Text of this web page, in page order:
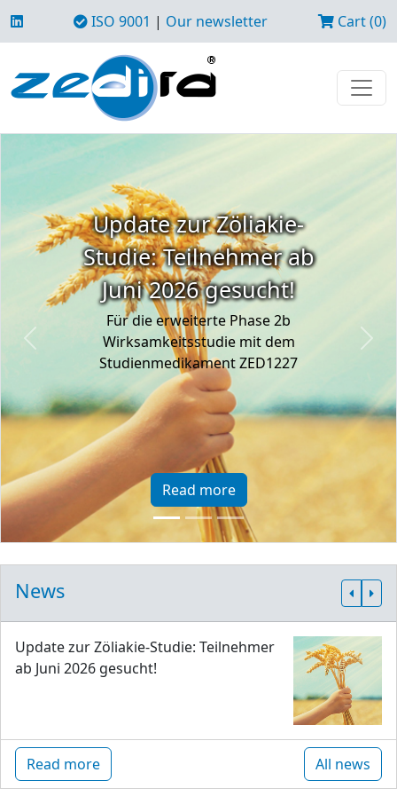
ISO 9001 | Our newsletter Cart (0)
Update zur Zöliakie-
Studie: Teilnehmer ab
Juni 2026 gesucht!
Für die erweiterte Phase 2b
Wirksamkeitsstudie mit dem
Studienmedikament ZED1227
Read more
Previous Next
News
Update zur Zöliakie-Studie: Teilnehmer
ab Juni 2026 gesucht!
Read more All news